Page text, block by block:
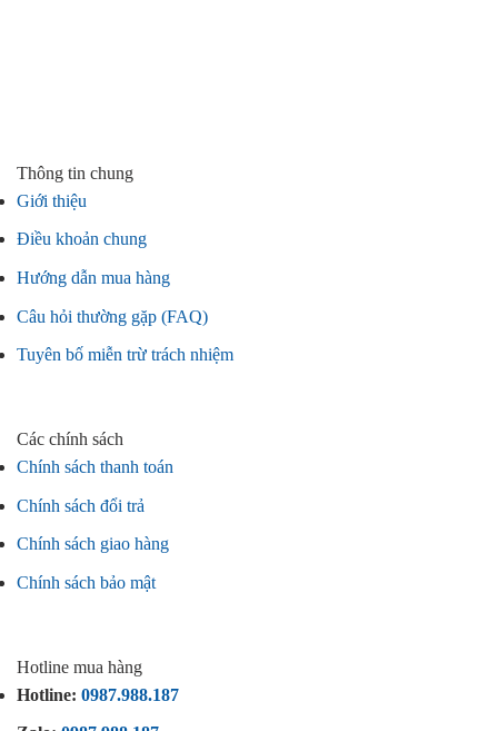
Thông tin chung
Giới thiệu
Điều khoản chung
Hướng dẫn mua hàng
Câu hỏi thường gặp (FAQ)
Tuyên bố miễn trừ trách nhiệm
Các chính sách
Chính sách thanh toán
Chính sách đổi trả
Chính sách giao hàng
Chính sách bảo mật
Hotline mua hàng
Hotline: 0987.988.187